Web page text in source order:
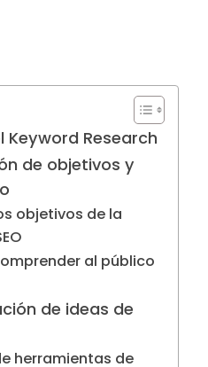
Research
de objetivos y
objetivos de la
al público
de ideas de
herramientas de